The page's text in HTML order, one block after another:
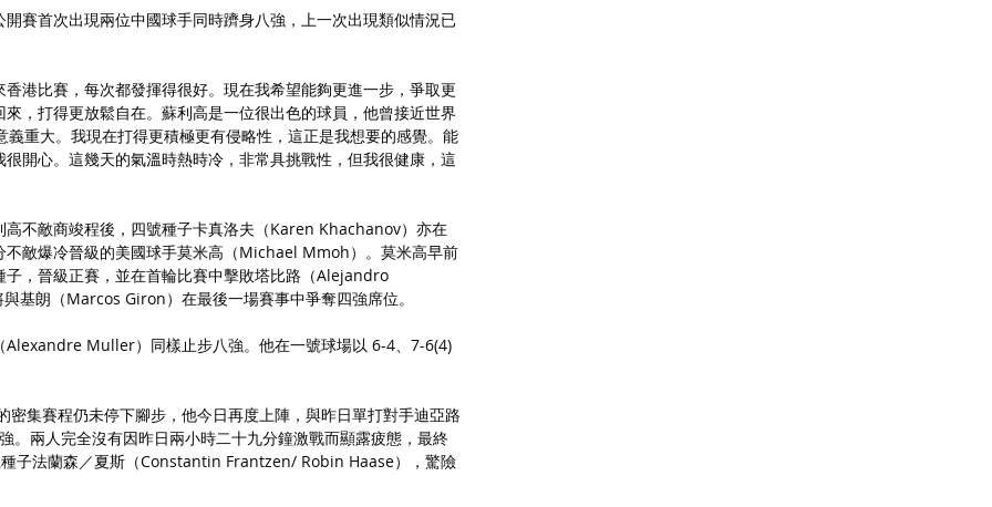
賽首次出現兩位中國球手同時躋身八強，上一次出現類似情況已
港比賽，每次都發揮得很好。現在我希望能夠更進一步，爭取更
，打得更放鬆自在。蘇利高是一位很出色的球員，他曾接近世界
重大。我現在打得更積極更有侵略性，這正是我想要的感覺。能
開心。這幾天的氣溫時熱時冷，非常具挑戰性，但我很健康，這
不敵商竣程後，四號種子卡真洛夫（Karen Khachanov）亦在
不敵爆冷晉級的美國球手莫米高（Michael Mmoh）。莫米高早前
，晉級正賽，並在首輪比賽中擊敗塔比路（Alejandro
基朗（Marcos Giron）在最後一場賽事中爭奪四強席位。
Alexandre Muller）同樣止步八強。他在一號球場以 6-4、7-6(4)
密集賽程仍未停下腳步，他今日再度上陣，與昨日單打對手迪亞路
。兩人完全沒有因昨日兩小時二十九分鐘激戰而顯露疲態，最終
種子法蘭森／夏斯（Constantin Frantzen/ Robin Haase），驚險